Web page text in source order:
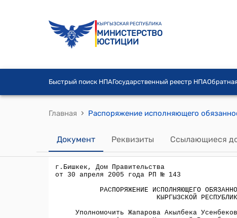
КЫРГЫЗСКАЯ РЕСПУБЛИКА
МИНИСТЕРСТВО
ЮСТИЦИИ
Быстрый поиск НПАГосударственный реестр НПА
Главная ›
Документ Реквизиты Ссылающиеся